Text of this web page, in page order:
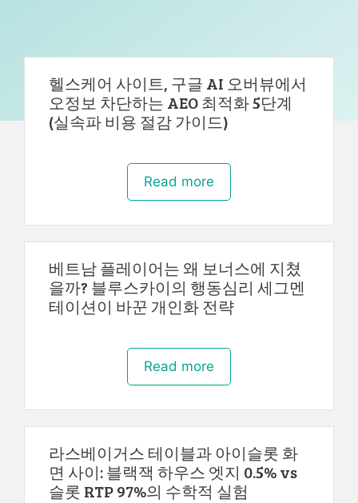
헬스케어 사이트, 구글 AI 오버뷰에서
오정보 차단하는 AEO 최적화 5단계
(실속파 비용 절감 가이드)
Read more
베트남 플레이어는 왜 보너스에 지쳤
을까? 블루스카이의 행동심리 세그멘
테이션이 바꾼 개인화 전략
Read more
라스베이거스 테이블과 아이슬롯 화
면 사이: 블랙잭 하우스 엣지 0.5% vs
슬롯 RTP 97%의 수학적 실험